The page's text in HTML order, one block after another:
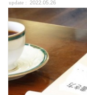
2022.05.26